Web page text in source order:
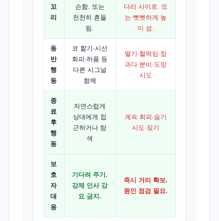
꼬
리
슨함. 또는
천천히 흔들
림.
다리 사이로. 또
는 뻣뻣하게 높
이 섬.
동
반
행
동
코 핥기·시선
회피·하품 등
다른 시그널
함께
떨기·헐떡임·침
과다 분비·도망
시도
종
료
후
행
동
자연스럽게
상대에게 접
근하거나 탐
색
계속 회피·숨기
시도·짖기
보
호
자
대
응
기다려 주기.
강제 인사 강
요 금지.
즉시 거리 확보.
원인 점검 필요.